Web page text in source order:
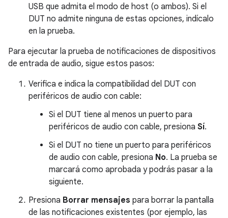
USB que admita el modo de host (o ambos). Si el
DUT no admite ninguna de estas opciones, indícalo
en la prueba.
Para ejecutar la prueba de notificaciones de dispositivos
de entrada de audio, sigue estos pasos:
Verifica e indica la compatibilidad del DUT con
periféricos de audio con cable:
Si el DUT tiene al menos un puerto para
periféricos de audio con cable, presiona Sí.
Si el DUT no tiene un puerto para periféricos
de audio con cable, presiona No. La prueba se
marcará como aprobada y podrás pasar a la
siguiente.
Presiona Borrar mensajes para borrar la pantalla
de las notificaciones existentes (por ejemplo, las